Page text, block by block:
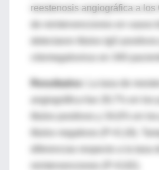
reestenosis angiográfica a los
citomegalovirus en 340
Resultados:
angiográfica fue 28,7% en los
títulos negativos (P=0,18).